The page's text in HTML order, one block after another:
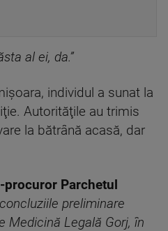
al ei, da.”
individul a sunat la
Autorităţile au trimis
la bătrână acasă, dar
Parchetul
preliminare
Medicină Legală Gorj, în